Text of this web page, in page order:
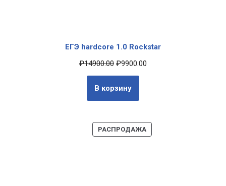
ЕГЭ hardcore 1.0 Rockstar
₽14900.00 ₽9900.00
В корзину
РАСПРОДАЖА